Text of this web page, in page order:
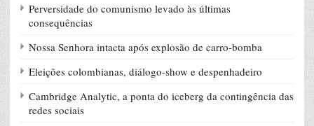
Perversidade do comunismo levado às últimas
consequências
Nossa Senhora intacta após explosão de carro-bomba
Eleições colombianas, diálogo-show e despenhadeiro
Cambridge Analytic, a ponta do iceberg da contingência das
redes sociais